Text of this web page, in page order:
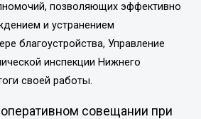
позволяющих эффективно
и устранением
благоустройства, Управление
инспекции Нижнего
своей работы.
совещании при